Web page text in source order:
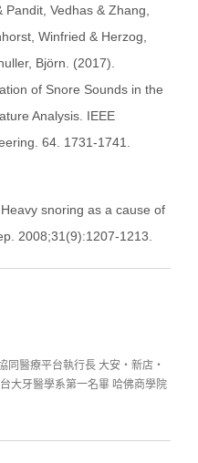
Vedhas & Zhang,
Winfried & Herzog,
Björn. (2017).
of Snore Sounds in the
Analysis. IEEE
64. 1731-1741.
snoring as a cause of
2008;31(9):1207-1213.
醫療平台執行長 大安・新店・
大牙醫學系第一名畢 哈佛商學院